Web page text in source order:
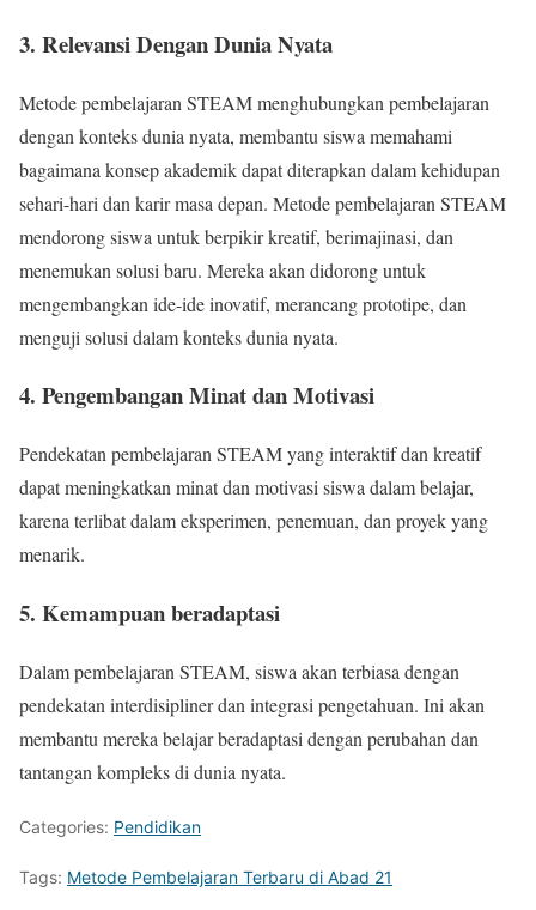
3. Relevansi Dengan Dunia Nyata
Metode pembelajaran STEAM menghubungkan pembelajaran
dengan konteks dunia nyata, membantu siswa memahami
bagaimana konsep akademik dapat diterapkan dalam kehidupan
sehari-hari dan karir masa depan. Metode pembelajaran STEAM
mendorong siswa untuk berpikir kreatif, berimajinasi, dan
menemukan solusi baru. Mereka akan didorong untuk
mengembangkan ide-ide inovatif, merancang prototipe, dan
menguji solusi dalam konteks dunia nyata.
4. Pengembangan Minat dan Motivasi
Pendekatan pembelajaran STEAM yang interaktif dan kreatif
dapat meningkatkan minat dan motivasi siswa dalam belajar,
karena terlibat dalam eksperimen, penemuan, dan proyek yang
menarik.
5. Kemampuan beradaptasi
Dalam pembelajaran STEAM, siswa akan terbiasa dengan
pendekatan interdisipliner dan integrasi pengetahuan. Ini akan
membantu mereka belajar beradaptasi dengan perubahan dan
tantangan kompleks di dunia nyata.
Categories: Pendidikan
Tags: Metode Pembelajaran Terbaru di Abad 21